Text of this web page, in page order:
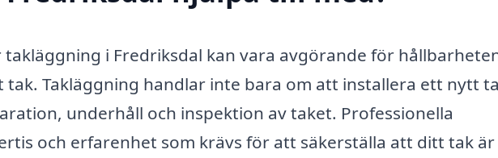
i Fredriksdal kan vara avgörande för
Takläggning handlar inte bara om att installera ett nytt
underhåll och inspektion av taket. Professionella
och erfarenhet som krävs för att säkerställa att ditt tak är